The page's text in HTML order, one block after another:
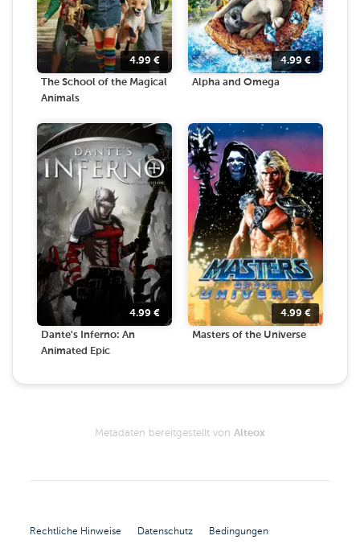
4.99 €
The School of the Magical
Animals
4.99 €
Alpha and Omega
4.99 €
Dante's Inferno: An
Animated Epic
4.99 €
Masters of the Universe
Metadaten bereitgestellt von Alteox
Rechtliche Hinweise Datenschutz Bedingungen